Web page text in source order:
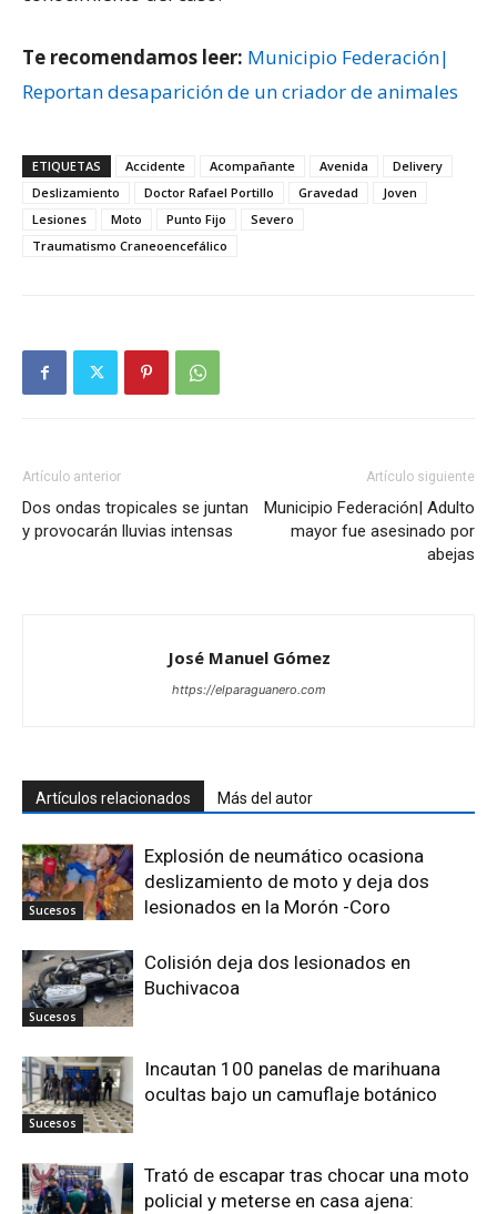
Te recomendamos leer: Municipio Federación|
Reportan desaparición de un criador de animales
ETIQUETAS Accidente Acompañante Avenida
Delivery
Deslizamiento
Doctor Rafael Portillo Gravedad
Joven
Lesiones
Moto Punto Fijo
Severo
Traumatismo Craneoencefálico
Artículo anterior
Dos ondas tropicales se juntan
y provocarán lluvias intensas
Artículo siguiente
Municipio Federación| Adulto
mayor fue asesinado por
abejas
José Manuel Gómez
https://elparaguanero.com
Artículos relacionados Más del autor
Sucesos
Explosión de neumático ocasiona
deslizamiento de moto y deja dos
lesionados en la Morón -Coro
Sucesos
Colisión deja dos lesionados en
Buchivacoa
Sucesos
Incautan 100 panelas de marihuana
ocultas bajo un camuflaje botánico
Trató de escapar tras chocar una moto
policial y meterse en casa ajena: